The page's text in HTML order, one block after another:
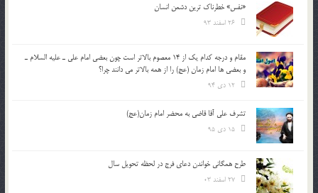
«نفس» خطرناک ترین دشمن انسان
مقام و درجه كدام يك از 14 معصوم بالاتر است چون بعضي امام علي ـ عليه السلام ـ
و بعضي ها امام زمان (عج) را از همه بالاتر مي دانند چرا؟
تشرف علي آقا قاضي به محضر امام زمان(عج)
طرح همگانی خواندن دعای فرج در لحظه تحویل سال